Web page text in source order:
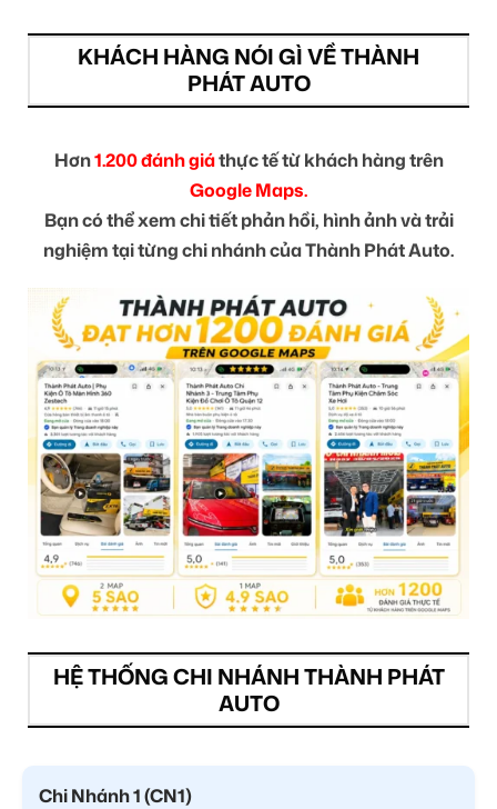
KHÁCH HÀNG NÓI GÌ VỀ THÀNH
PHÁT AUTO
Hơn1.200 đánh giáthực tế từ khách hàng trên
Google Maps.
Bạn có thể xem chi tiết phản hồi, hình ảnh và trải
nghiệm tại từng chi nhánh của Thành Phát Auto.
HỆ THỐNG CHI NHÁNH THÀNH PHÁT
AUTO
Chi Nhánh 1 (CN1)